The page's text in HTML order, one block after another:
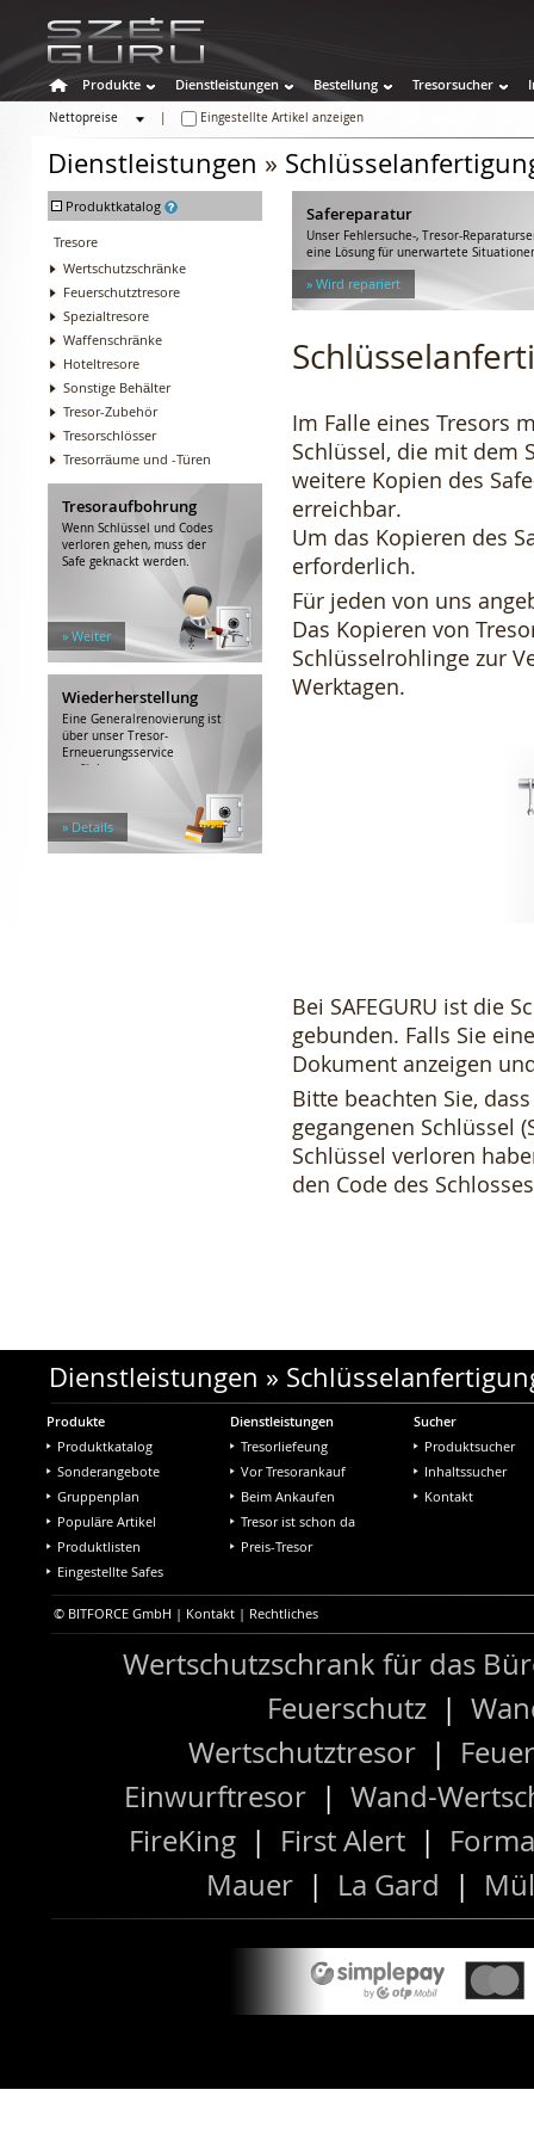
Produkte Dienstleistungen Bestellung Tresorsucher
Nettopreise
Eingestellte Artikel anzeigen
Dienstleistungen »
- Produktkatalog
Tresore
Wertschutzschränke
Feuerschutztresore
Spezialtresore
Waffenschränke
Hoteltresore
Sonstige Behälter
Tresor-Zubehör
Tresorschlösser
Tresorräume und -Türen
Tresoraufbohrung
Wenn Schlüssel und Codes
verloren gehen, muss der
Safe geknackt werden.
» Weiter
Wiederherstellung
Eine Generalrenovierung ist
über unser Tresor-
Erneuerungsservice
verfügbar.
» Details
Safereparatur
Unser Fehlersuche-, Tresor-
eine Lösung für unerwartete
» Wird repariert
Im Falle eines Tresors
Schlüssel, die mit dem
weitere Kopien des
erreichbar.
Um das Kopieren des
erforderlich.
Für jeden von uns
Das Kopieren von
Schlüsselrohlinge zur
Werktagen.
Bei SAFEGURU ist die
gebunden. Falls Sie
Dokument anzeigen
Bitte beachten Sie,
gegangenen Schlüssel
Schlüssel verloren
den Code des
Dienstleistungen »
Produkte
Produktkatalog
Sonderangebote
Gruppenplan
Populäre Artikel
Produktlisten
Eingestellte Safes
Dienstleistungen
Tresorliefeung
Vor Tresorankauf
Beim Ankaufen
Tresor ist schon da
Preis-Tresor
Sucher
Produktsucher
Inhaltssucher
Kontakt
© BITFORCE GmbH | Kontakt | Rechtliches
Wertschutzschrank für das
Feuerschutz |
Wertschutztresor|
Einwurftresor| Wand-
FireKing | First Alert |
Mauer | La Gard |